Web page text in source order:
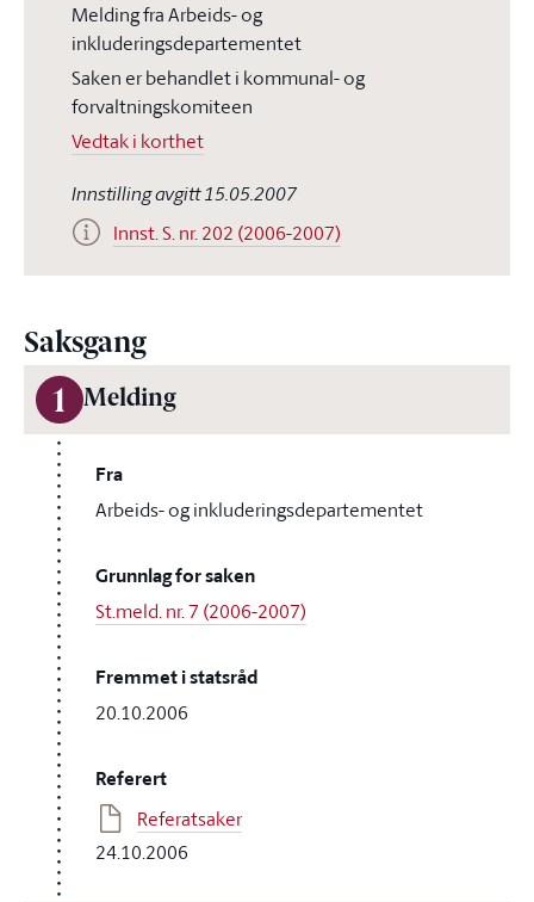
Melding fra Arbeids- og
inkluderingsdepartementet
Saken er behandlet i kommunal- og
forvaltningskomiteen
Vedtak i korthet
Innstilling avgitt 15.05.2007
Innst. S. nr. 202 (2006-2007)
Saksgang
1 Melding
Fra
Arbeids- og inkluderingsdepartementet
Grunnlag for saken
St.meld. nr. 7 (2006-2007)
Fremmet i statsråd
20.10.2006
Referert
Referatsaker
24.10.2006